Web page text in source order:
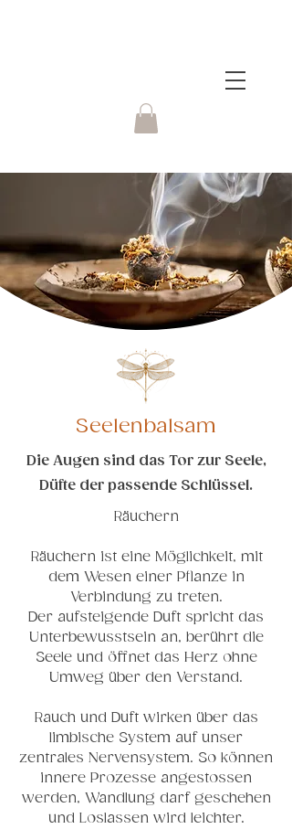
Seelenbalsam
Die Augen sind das Tor zur Seele,
Düfte der passende Schlüssel.
Räuchern
Räuchern ist eine Möglichkeit, mit
dem Wesen einer Pflanze in
Verbindung zu treten.
Der aufsteigende Duft spricht das
Unterbewusstsein an, berührt die
Seele und öffnet das Herz ohne
Umweg über den Verstand.
Rauch und Duft wirken über das
limbische System auf unser
zentrales Nervensystem. So können
innere Prozesse angestossen
werden, Wandlung darf geschehen
und Loslassen wird leichter.